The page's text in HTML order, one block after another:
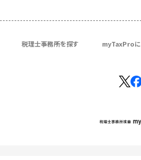
税理士事務所を探す myTaxPro